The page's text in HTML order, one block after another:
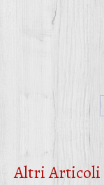
Altri Articoli